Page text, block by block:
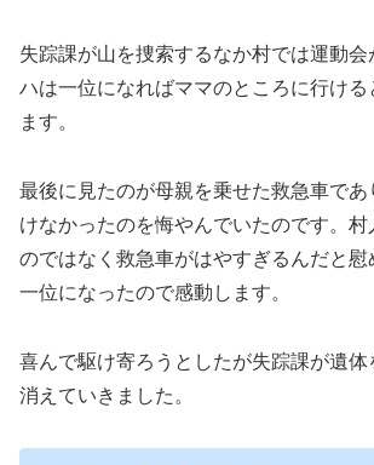
失踪課が山を捜索するなか村では運動会
ハは一位になればママのところに行ける
ます。
最後に見たのが母親を乗せた救急車であ
けなかったのを悔やんでいたのです。
のではなく救急車がはやすぎるんだと
一位になったので感動します。
喜んで駆け寄ろうとしたが失踪課が遺
消えていきました。